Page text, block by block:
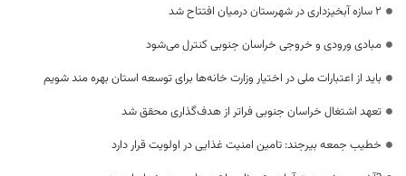
۲ سازه آبخیزداری در شهرستان درمیان افتتاح شد
مبادی ورودی و خروجی خراسان جنوبی کنترل می‌شود
باید از اعتبارات ملی در اختیار وزارت خانه‌ها برای توسعه استان بهره مند شویم
تعهد اشتغال خراسان جنوبی فراتر از هدف‌گذاری محقق شد
خطیب جمعه بیرجند: تامین امنیت غذایی در اولویت قرار دارد